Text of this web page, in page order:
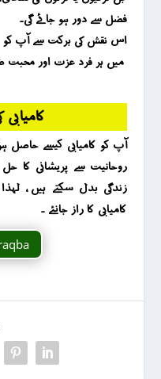
فضل سے دور ہو جائے گی۔
اس نقش کی برکت سے آپ کو
آپ کو کامیابی کیسے حاصل
زندگی بدل سکتے ہیں ،
کامیابی کا راز جانئے ۔